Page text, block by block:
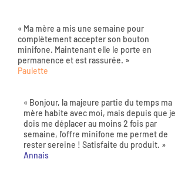
« Ma mère a mis une semaine pour
complètement accepter son bouton
minifone. Maintenant elle le porte en
permanence et est rassurée. »
Paulette
« Bonjour, la majeure partie du temps ma
mère habite avec moi, mais depuis que je
dois me déplacer au moins 2 fois par
semaine, l'offre minifone me permet de
rester sereine ! Satisfaite du produit. »
Annais